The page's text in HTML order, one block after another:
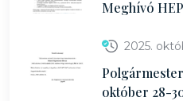
Meghívó
2025.
október 28-